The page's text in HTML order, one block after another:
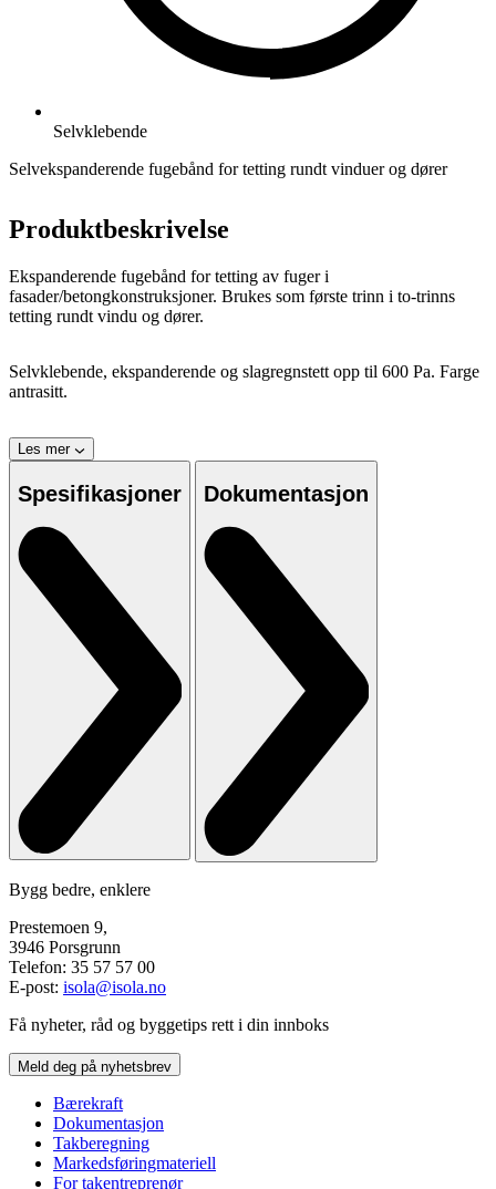
Selvklebende
Selvekspanderende fugebånd for tetting rundt vinduer og dører
Produktbeskrivelse
Ekspanderende fugebånd for tetting av fuger i
fasader/betongkonstruksjoner. Brukes som første trinn i to-trinns
tetting rundt vindu og dører.
Selvklebende, ekspanderende og slagregnstett opp til 600 Pa. Farge
antrasitt.
Les mer
Spesifikasjoner Dokumentasjon
Bygg bedre, enklere
Prestemoen 9,
3946 Porsgrunn
Telefon: 35 57 57 00
E-post: isola@isola.no
Få nyheter, råd og byggetips rett i din innboks
Meld deg på nyhetsbrev
Bærekraft
Dokumentasjon
Takberegning
Markedsføringmateriell
For takentreprenør